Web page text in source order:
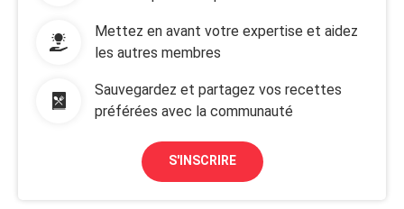
Mettez en avant votre expertise et aidez
les autres membres
Sauvegardez et partagez vos recettes
préférées avec la communauté
S'INSCRIRE